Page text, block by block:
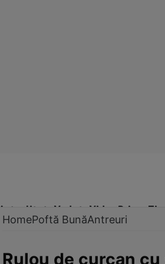
Actualitate Vedete Video Prime Time
HomePoftă BunăAntreuri
Rulou de curcan cu